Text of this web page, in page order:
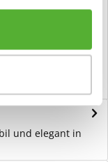
und elegant in